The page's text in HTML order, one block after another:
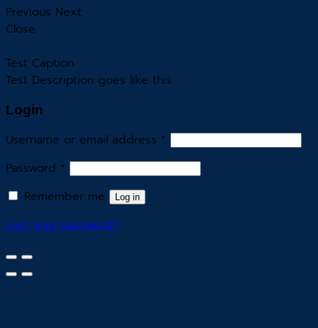
Previous Next
Close
Test Caption
Test Description goes like this
Login
Username or email address *
Password *
Remember me
Log in
Lost your password?